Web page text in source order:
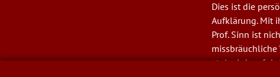
Dies ist die
Aufklärung. Mit
Prof. Sinn ist
missbräuchliche
etc.) wird